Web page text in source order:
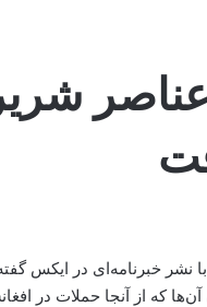
خبرنامه‌ای در ایکس
که از آنجا حملات در